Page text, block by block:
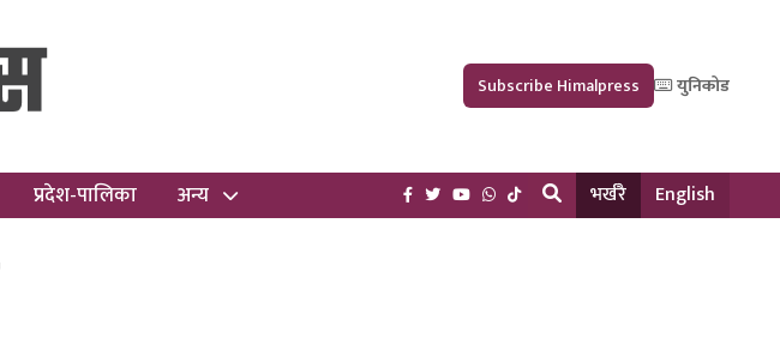
Subscribe Himalpress युनिकोड
प्रदेश-पालिका अन्य भर्खरै English